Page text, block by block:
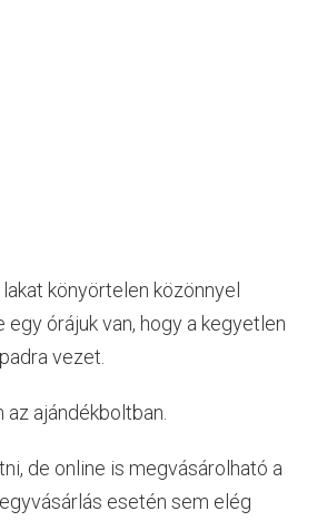
könyörtelen közönnyel
órájuk van, hogy a kegyetlen
vezet.
ajándékboltban.
de online is megvásárolható a
esetén sem elég